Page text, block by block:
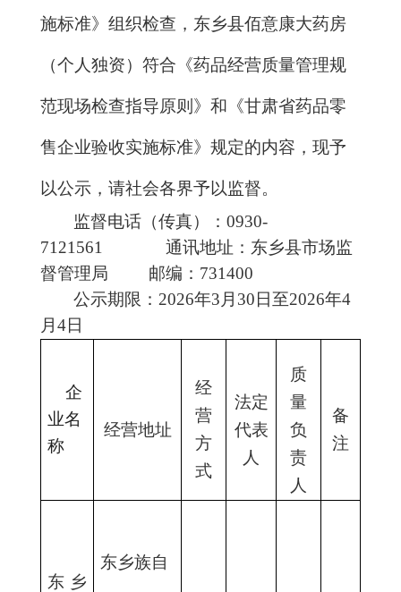
施标准》 组织检查， 东乡县佰意康大药房
（个人独资）符合《药品经营质量管理规
范现场检查指导原则》 和《甘肃省药品零
售企业验收实施标准》 规定的内容，现予
以公示，请社会各界予以监督。
监督电话（传真）：0930-
7121561
通讯地址：东乡县市场监
督管理局 邮编：731400
公示期限： 2026年3 月 30 日至2026年4
月 4日
企
业名
称
经营地址
经
营
方
式
法定
代表
人
质
量
负
责
人
备
注
东乡
东乡族自